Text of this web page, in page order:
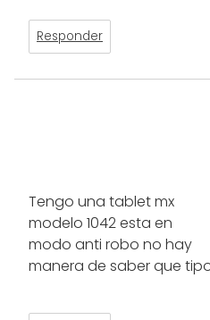
Responder
Tengo una tablet mx
modelo 1042 esta en
modo anti robo no hay
manera de saber que